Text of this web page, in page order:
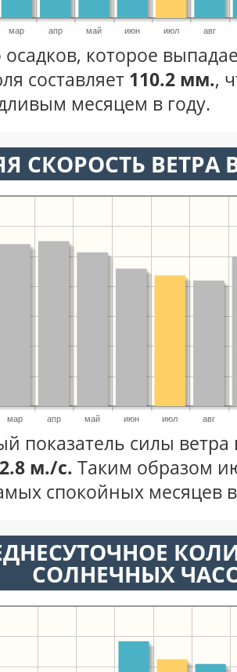
мар апр май июн июл авг
осадков, которое
составляет 110.2 мм.,
месяцем в году.
СКОРОСТЬ
мар апр май июн июл авг
показатель силы
2.8 м./с. Таким образом
спокойных месяцев
СОЛНЕЧНЫХ